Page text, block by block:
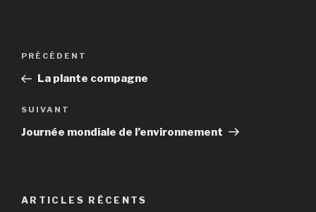
Navigation
l’article
Article
précédent
PRÉCÉDENT
La plante compagne
Article
suivant
SUIVANT
Journée mondiale de l’environnement
ARTICLES RÉCENTS